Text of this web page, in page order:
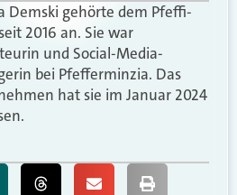
Demski gehörte dem Pfeffi-
2016 an. Sie war
und Social-Media-
bei Pfefferminzia. Das
hat sie im Januar 2024